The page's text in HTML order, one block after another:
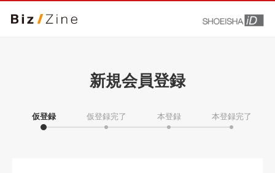
新規会員登録
仮登録 仮登録完了 本登録 本登録完了